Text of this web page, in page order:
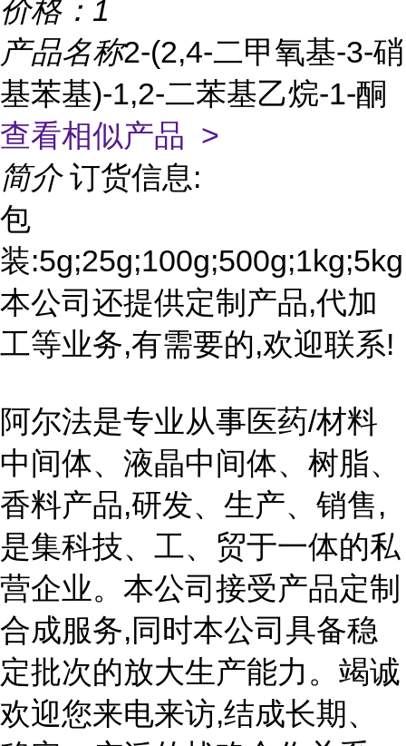
价格： 1
产品名称2-(2,4-二甲氧基-3-硝
基苯基)-1,2-二苯基乙烷-1-酮
查看相似产品 >
简介 订货信息:
包
装:5g;25g;100g;500g;1kg;5kg
本公司还提供定制产品,代加
工等业务,有需要的,欢迎联系!
阿尔法是专业从事医药/材料
中间体、液晶中间体、树脂、
香料产品,研发、生产、销售,
是集科技、工、贸于一体的私
营企业。本公司接受产品定制
合成服务,同时本公司具备稳
定批次的放大生产能力。竭诚
欢迎您来电来访,结成长期、